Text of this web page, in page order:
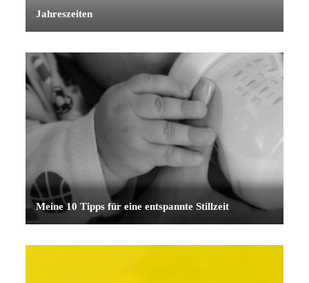
Jahreszeiten
Meine 10 Tipps für eine entspannte Stillzeit